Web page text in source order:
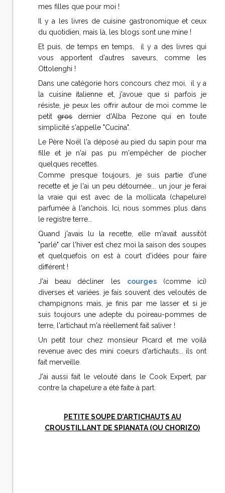
mes filles que pour moi !
Il y a les livres de cuisine gastronomique et ceux
du quotidien, mais là, les blogs sont une mine !
Et puis, de temps en temps, il y a des livres qui
vous apportent d'autres saveurs, comme les
Ottolenghi !
Dans une catégorie hors concours chez moi, il y a
la cuisine italienne et, j'avoue que si parfois je
résiste, je peux les offrir autour de moi comme le
petitgrosdernier d'Alba Pezone qui en toute
simplicité s'appelle "Cucina".
Le Père Noël l'a déposé au pied du sapin pour ma
fille et je n'ai pas pu m'empêcher de piocher
quelques recettes.
Comme presque toujours, je suis partie d'une
recette et je l'ai un peu détournée... un jour je ferai
la vraie qui est avec de la mollicata (chapelure)
parfumée à l'anchois. Ici, nous sommes plus dans
le registre terre...
Quand j'avais lu la recette, elle m'avait aussitôt
"parlé" car l'hiver est chez moi la saison des soupes
et quelquefois on est à court d'idées pour faire
différent !
J'ai beau décliner les courges(comme ici)
diverses et variées. je fais souvent des veloutés de
champignons mais, je finis par me lasser et si je
suis toujours une adepte du poireau-pommes de
terre, l'artichaut m'a réellement fait saliver !
Un petit tour chez monsieur Picard et me voilà
revenue avec des mini coeurs d'artichauts... ils ont
fait merveille.
J'ai aussi fait le velouté dans le Cook Expert, par
contre la chapelure a été faite à part.
PETITE SOUPE D'ARTICHAUTS AU
CROUSTILLANT DE SPIANATA (OU CHORIZO)